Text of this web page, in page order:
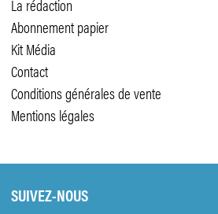
Abonnement papier
Kit Média
Contact
Conditions générales de vente
Mentions légales
SUIVEZ-NOUS